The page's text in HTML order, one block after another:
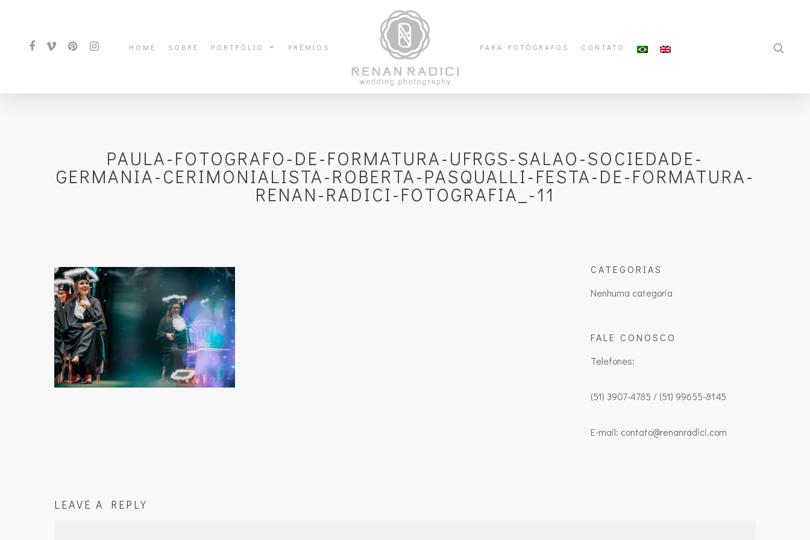
HOME SOBRE PORTFÓLIO PRÊMIOS PARA FOTÓGRAFOS CONTATO
PAULA-FOTOGRAFO-DE-FORMATURA-UFRGS-SALAO-SOCIEDADE-
GERMANIA-CERIMONIALISTA-ROBERTA-PASQUALLI-FESTA-DE-FORMATURA-
RENAN-RADICI-FOTOGRAFIA_-11
CATEGORIAS
Nenhuma categoria
FALE CONOSCO
Telefones:
(51) 3907-4785 / (51) 99655-8145
E-mail: contato@renanradici.com
LEAVE A REPLY